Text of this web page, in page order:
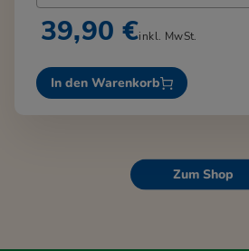
39,90 €inkl. MwSt.
In den Warenkorb
Zum Shop